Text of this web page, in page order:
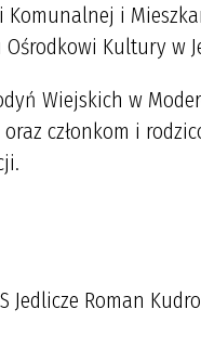
Komunalnej i
Kultury w
Wiejskich w
członkom i
Jedlicze Roman